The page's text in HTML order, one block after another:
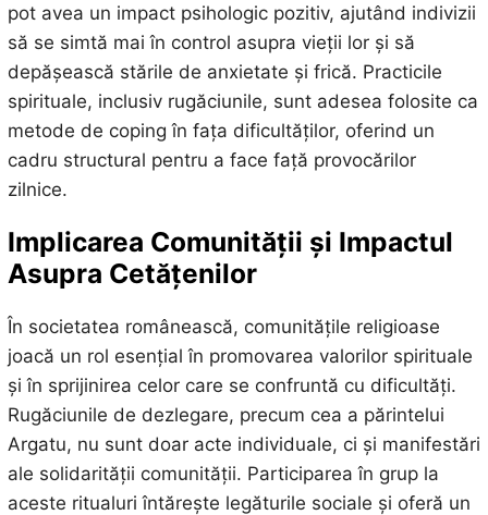
pot avea un impact psihologic pozitiv, ajutând indivizii
să se simtă mai în control asupra vieții lor și să
depășească stările de anxietate și frică. Practicile
spirituale, inclusiv rugăciunile, sunt adesea folosite ca
metode de coping în fața dificultăților, oferind un
cadru structural pentru a face față provocărilor
zilnice.
Implicarea Comunității și Impactul
Asupra Cetățenilor
În societatea românească, comunitățile religioase
joacă un rol esențial în promovarea valorilor spirituale
și în sprijinirea celor care se confruntă cu dificultăți.
Rugăciunile de dezlegare, precum cea a părintelui
Argatu, nu sunt doar acte individuale, ci și manifestări
ale solidarității comunității. Participarea în grup la
aceste ritualuri întărește legăturile sociale și oferă un